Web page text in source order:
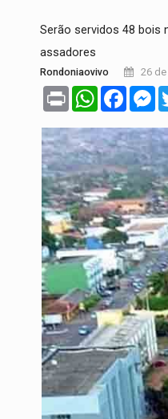
Serão servidos 48 bois
assadores
Rondoniaovivo 26
Print WhatsApp